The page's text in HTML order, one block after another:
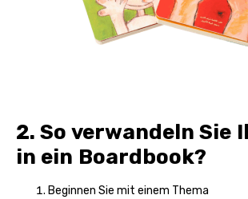
2. So verwandeln Sie
in ein Boardbook?
Beginnen Sie mit einem Thema